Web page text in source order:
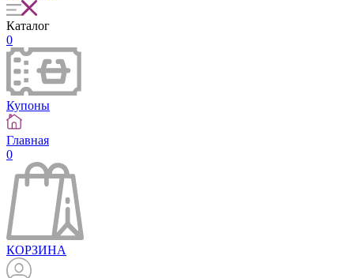
Каталог
0
Купоны
Главная
0
КОРЗИНА